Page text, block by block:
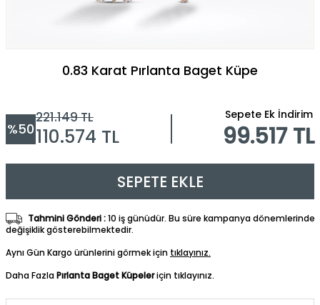
0.83 Karat Pırlanta Baget Küpe
%50
221.149TL
110.574 TL
Sepete Ek İndirim
99.517 TL
SEPETE EKLE
Tahmini Gönderi :10 iş günüdür. Bu süre kampanya dönemlerinde
değişiklik gösterebilmektedir.
Aynı Gün Kargo ürünlerini görmek için tıklayınız.
Daha FazlaPırlanta Baget Küpeleriçin tıklayınız.